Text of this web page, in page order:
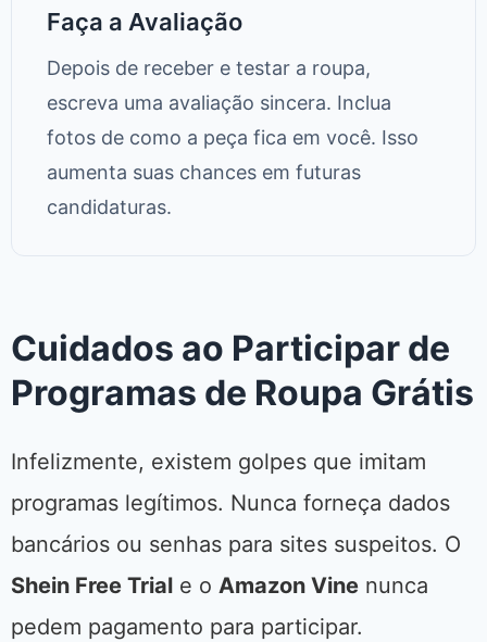
Faça a Avaliação
Depois de receber e testar a roupa,
escreva uma avaliação sincera. Inclua
fotos de como a peça fica em você. Isso
aumenta suas chances em futuras
candidaturas.
Cuidados ao Participar de
Programas de Roupa Grátis
Infelizmente, existem golpes que imitam
programas legítimos. Nunca forneça dados
bancários ou senhas para sites suspeitos. O
Shein Free Trial e o Amazon Vine nunca
pedem pagamento para participar.